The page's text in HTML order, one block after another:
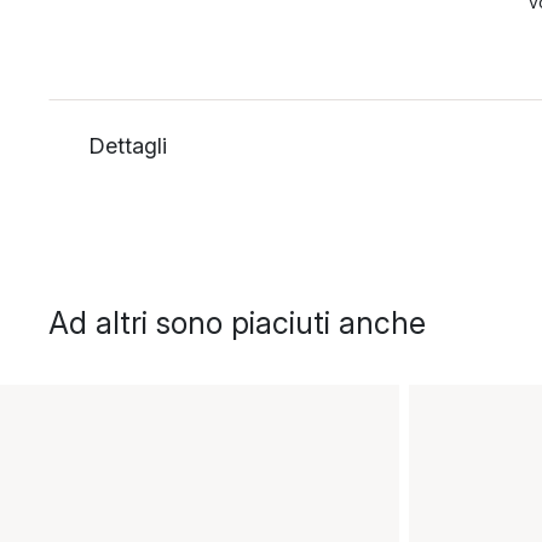
Dettagli
Ad altri sono piaciuti anche